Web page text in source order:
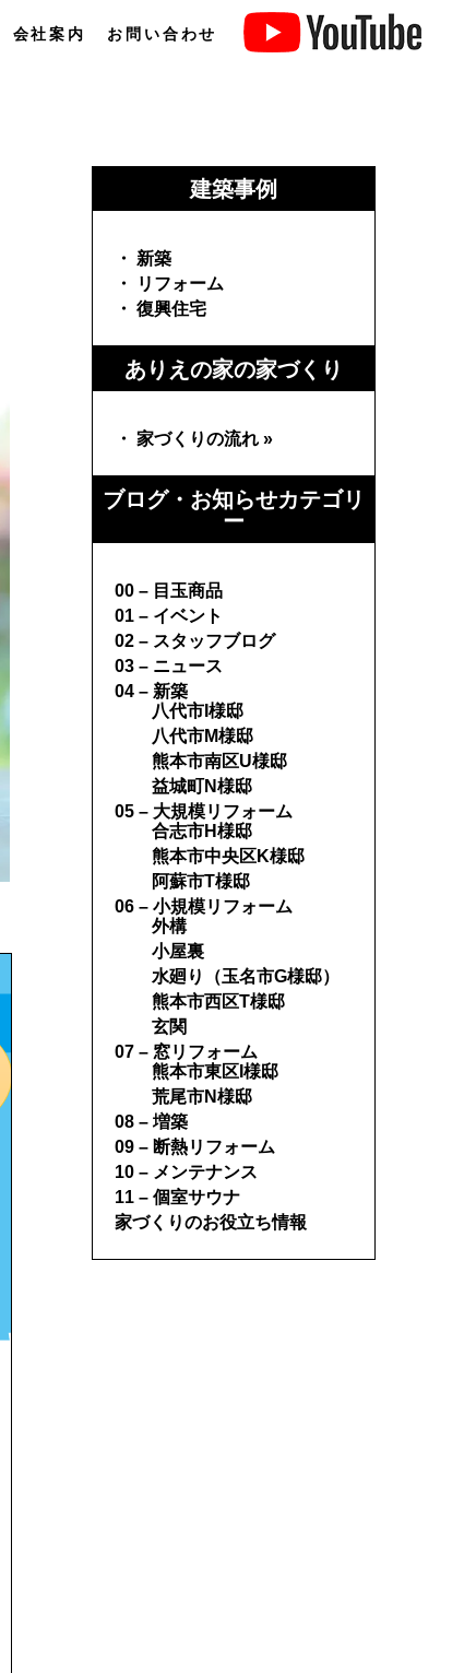
会社案内 お問い合わせ
建築事例
・ 新築
・ リフォーム
・ 復興住宅
ありえの家の家づくり
・ 家づくりの流れ »
ブログ・お知らせカテゴリ
ー
00 – 目玉商品
01 – イベント
02 – スタッフブログ
03 – ニュース
04 – 新築
八代市I様邸
八代市M様邸
熊本市南区U様邸
益城町N様邸
05 – 大規模リフォーム
合志市H様邸
熊本市中央区K様邸
阿蘇市T様邸
06 – 小規模リフォーム
外構
小屋裏
水廻り（玉名市G様邸）
熊本市西区T様邸
玄関
07 – 窓リフォーム
熊本市東区I様邸
荒尾市N様邸
08 – 増築
09 – 断熱リフォーム
10 – メンテナンス
11 – 個室サウナ
家づくりのお役立ち情報